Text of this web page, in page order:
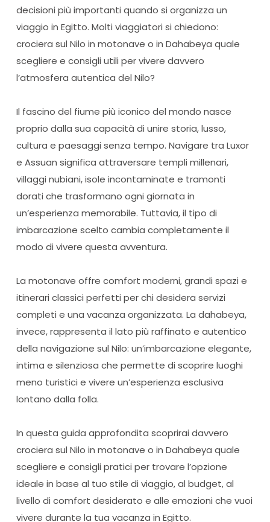
decisioni più importanti quando si organizza un
viaggio in Egitto. Molti viaggiatori si chiedono:
crociera sul Nilo in motonave o in Dahabeya quale
scegliere e consigli utili per vivere davvero
l’atmosfera autentica del Nilo?
Il fascino del fiume più iconico del mondo nasce
proprio dalla sua capacità di unire storia, lusso,
cultura e paesaggi senza tempo. Navigare tra Luxor
e Assuan significa attraversare templi millenari,
villaggi nubiani, isole incontaminate e tramonti
dorati che trasformano ogni giornata in
un’esperienza memorabile. Tuttavia, il tipo di
imbarcazione scelto cambia completamente il
modo di vivere questa avventura.
La motonave offre comfort moderni, grandi spazi e
itinerari classici perfetti per chi desidera servizi
completi e una vacanza organizzata. La dahabeya,
invece, rappresenta il lato più raffinato e autentico
della navigazione sul Nilo: un’imbarcazione elegante,
intima e silenziosa che permette di scoprire luoghi
meno turistici e vivere un’esperienza esclusiva
lontano dalla folla.
In questa guida approfondita scoprirai davvero
crociera sul Nilo in motonave o in Dahabeya quale
scegliere e consigli pratici per trovare l’opzione
ideale in base al tuo stile di viaggio, al budget, al
livello di comfort desiderato e alle emozioni che vuoi
vivere durante la tua vacanza in Egitto.